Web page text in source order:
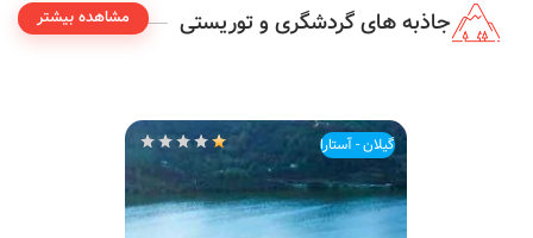
جاذبه های گردشگری و توریستی مشاهده بیشتر
گیلان - آستارا